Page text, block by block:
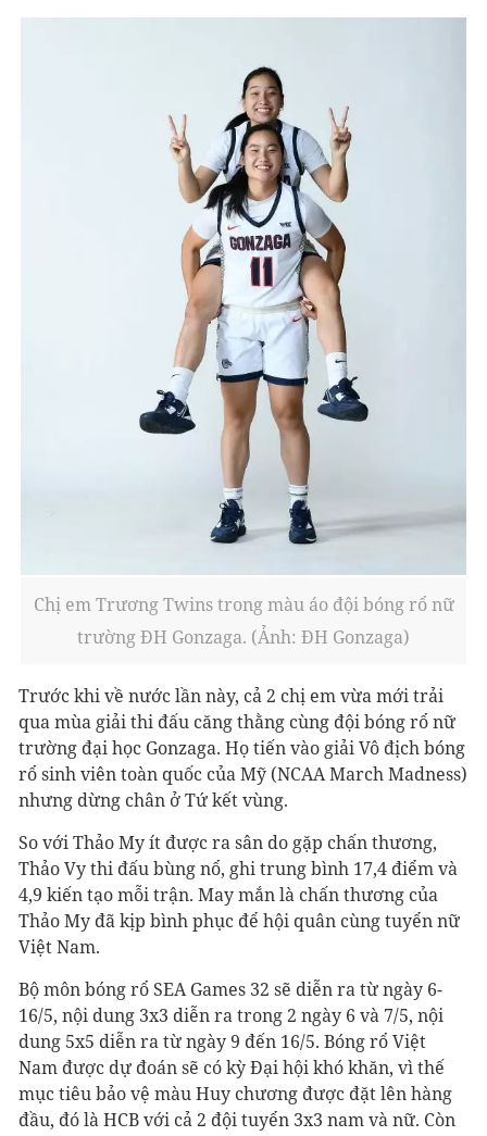
Chị em Trương Twins trong màu áo đội bóng rổ nữ
trường ĐH Gonzaga. (Ảnh: ĐH Gonzaga)
Trước khi về nước lần này, cả 2 chị em vừa mới trải
qua mùa giải thi đấu căng thằng cùng đội bóng rổ nữ
trường đại học Gonzaga. Họ tiến vào giải Vô địch bóng
rổ sinh viên toàn quốc của Mỹ (NCAA March Madness)
nhưng dừng chân ở Tứ kết vùng.
So với Thảo My ít được ra sân do gặp chấn thương,
Thảo Vy thi đấu bùng nổ, ghi trung bình 17,4 điểm và
4,9 kiến tạo mỗi trận. May mắn là chấn thương của
Thảo My đã kịp bình phục để hội quân cùng tuyển nữ
Việt Nam.
Bộ môn bóng rổ SEA Games 32 sẽ diễn ra từ ngày 6-
16/5, nội dung 3x3 diễn ra trong 2 ngày 6 và 7/5, nội
dung 5x5 diễn ra từ ngày 9 đến 16/5. Bóng rổ Việt
Nam được dự đoán sẽ có kỳ Đại hội khó khăn, vì thế
mục tiêu bảo vệ màu Huy chương được đặt lên hàng
đầu, đó là HCB với cả 2 đội tuyển 3x3 nam và nữ. Còn